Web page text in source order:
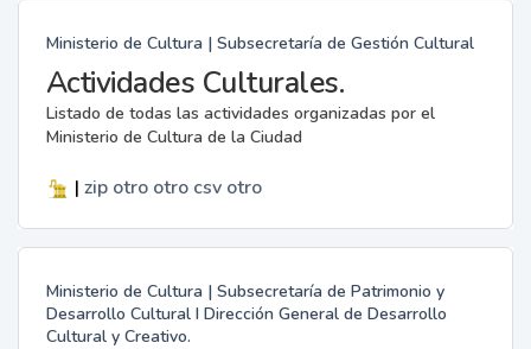
Ministerio de Cultura | Subsecretaría de Gestión Cultural
Actividades Culturales.
Listado de todas las actividades organizadas por el
Ministerio de Cultura de la Ciudad
| zip otro otro csv otro
Ministerio de Cultura | Subsecretaría de Patrimonio y
Desarrollo Cultural I Dirección General de Desarrollo
Cultural y Creativo.